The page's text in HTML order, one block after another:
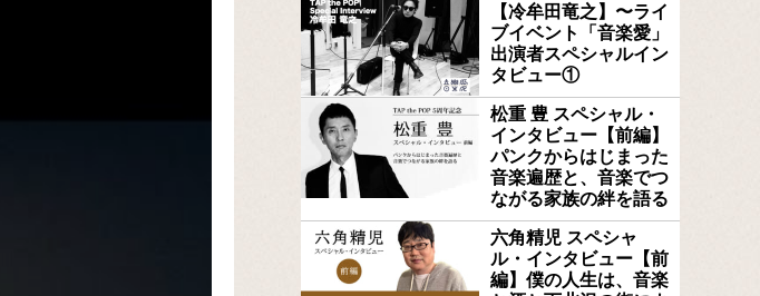
【冷牟田竜之】〜ライ
ブイベント「音楽愛」
出演者スペシャルイン
タビュー①
松重 豊 スペシャル・
インタビュー【前編】
パンクからはじまった
音楽遍歴と、音楽でつ
ながる家族の絆を語る
六角精児 スペシャ
ル・インタビュー【前
編】僕の人生は、音楽